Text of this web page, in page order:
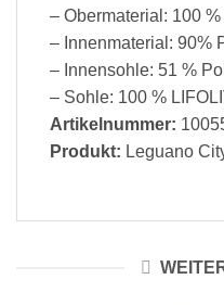
– Obermaterial: 100
– Innenmaterial: 90%
– Innensohle: 51 %
– Sohle: 100 %
Artikelnummer:
Produkt: Leguano